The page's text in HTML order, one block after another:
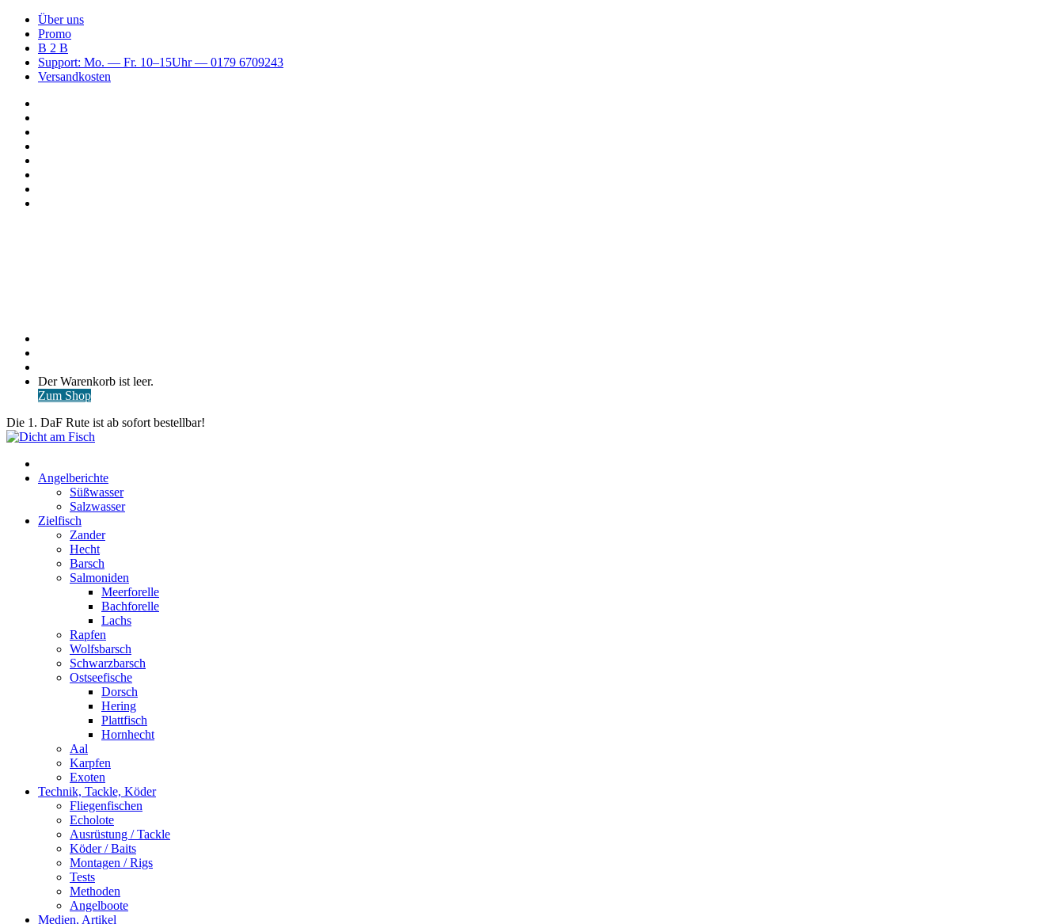
Über uns
Promo
B 2 B
Support: Mo. — Fr. 10–15Uhr — 0179 6709243
Versandkosten
Warenkorb
ansehen
Der Warenkorb ist leer.
Zum Shop
Die 1. DaF Rute ist ab sofort bestellbar!
Angelberichte
Süßwasser
Salzwasser
Zielfisch
Zander
Hecht
Barsch
Salmoniden
Meerforelle
Bachforelle
Lachs
Rapfen
Wolfsbarsch
Schwarzbarsch
Ostseefische
Dorsch
Hering
Plattfisch
Hornhecht
Aal
Karpfen
Exoten
Technik, Tackle, Köder
Fliegenfischen
Echolote
Ausrüstung / Tackle
Köder / Baits
Montagen / Rigs
Tests
Methoden
Angelboote
Medien, Artikel